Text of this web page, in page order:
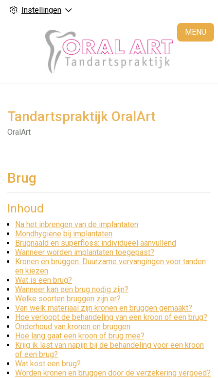
Instellingen
MENU
Tandartspraktijk OralArt
OralArt
Brug
Inhoud
Na het inbrengen van de implantaten
Mondhygiëne bij implantaten
Brugnaald en superfloss: individueel aanvullend
Wanneer worden implantaten toegepast?
Kronen en bruggen. Duurzame vervangingen voor tanden
en kiezen
Wat is een brug?
Wanneer kan een brug nodig zijn?
Welke soorten bruggen zijn er?
Van welk materiaal zijn kronen en bruggen gemaakt?
Hoe verloopt de behandeling van een kroon of een brug?
Onderhoud van kronen en bruggen
Hoe lang gaat een kroon of brug mee?
Krijg ik last van napijn bij de behandeling voor een kroon
of een brug?
Wat kost een brug?
Worden kronen en bruggen door de verzekering vergoed?